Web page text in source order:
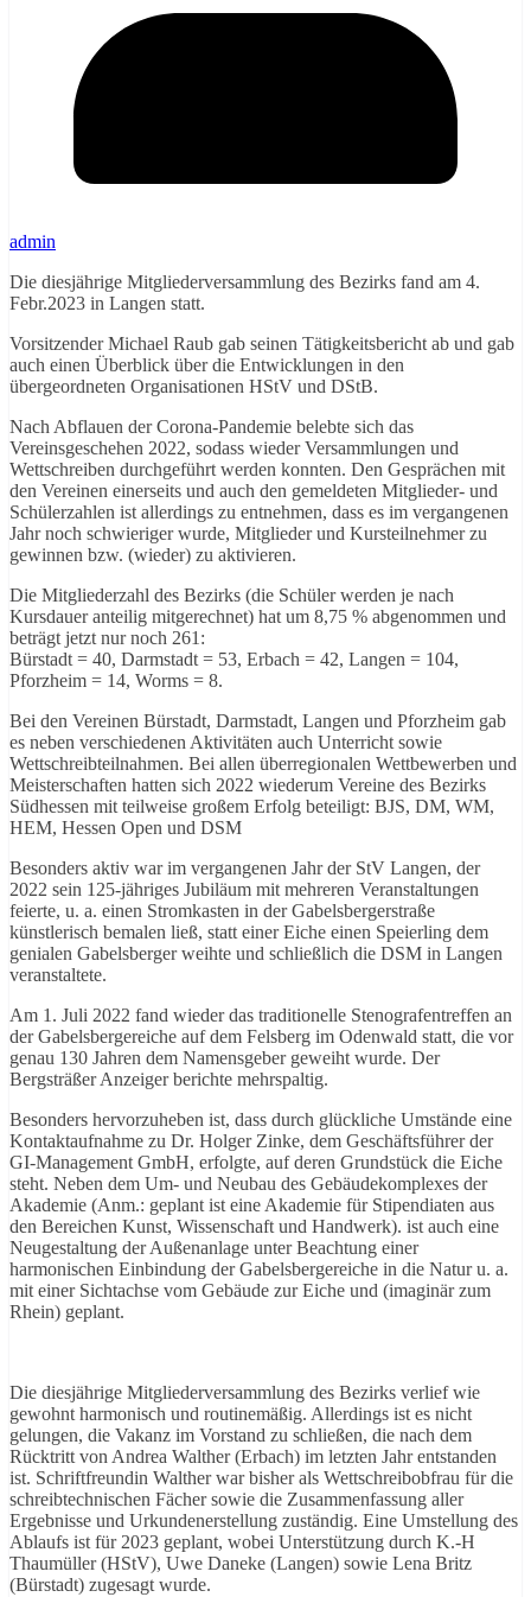
admin
Die diesjährige Mitgliederversammlung des Bezirks fand am 4.
Febr.2023 in Langen statt.
Vorsitzender Michael Raub gab seinen Tätigkeitsbericht ab und gab
auch einen Überblick über die Entwicklungen in den
übergeordneten Organisationen HStV und DStB.
Nach Abflauen der Corona-Pandemie belebte sich das
Vereinsgeschehen 2022, sodass wieder Versammlungen und
Wettschreiben durchgeführt werden konnten. Den Gesprächen mit
den Vereinen einerseits und auch den gemeldeten Mitglieder- und
Schülerzahlen ist allerdings zu entnehmen, dass es im vergangenen
Jahr noch schwieriger wurde, Mitglieder und Kursteilnehmer zu
gewinnen bzw. (wieder) zu aktivieren.
Die Mitgliederzahl des Bezirks (die Schüler werden je nach
Kursdauer anteilig mitgerechnet) hat um 8,75 % abgenommen und
beträgt jetzt nur noch 261:
Bürstadt = 40, Darmstadt = 53, Erbach = 42, Langen = 104,
Pforzheim = 14, Worms = 8.
Bei den Vereinen Bürstadt, Darmstadt, Langen und Pforzheim gab
es neben verschiedenen Aktivitäten auch Unterricht sowie
Wettschreibteilnahmen. Bei allen überregionalen Wettbewerben und
Meisterschaften hatten sich 2022 wiederum Vereine des Bezirks
Südhessen mit teilweise großem Erfolg beteiligt: BJS, DM, WM,
HEM, Hessen Open und DSM
Besonders aktiv war im vergangenen Jahr der StV Langen, der
2022 sein 125-jähriges Jubiläum mit mehreren Veranstaltungen
feierte, u. a. einen Stromkasten in der Gabelsbergerstraße
künstlerisch bemalen ließ, statt einer Eiche einen Speierling dem
genialen Gabelsberger weihte und schließlich die DSM in Langen
veranstaltete.
Am 1. Juli 2022 fand wieder das traditionelle Stenografentreffen an
der Gabelsbergereiche auf dem Felsberg im Odenwald statt, die vor
genau 130 Jahren dem Namensgeber geweiht wurde. Der
Bergsträßer Anzeiger berichte mehrspaltig.
Besonders hervorzuheben ist, dass durch glückliche Umstände eine
Kontaktaufnahme zu Dr. Holger Zinke, dem Geschäftsführer der
GI-Management GmbH, erfolgte, auf deren Grundstück die Eiche
steht. Neben dem Um- und Neubau des Gebäudekomplexes der
Akademie (Anm.: geplant ist eine Akademie für Stipendiaten aus
den Bereichen Kunst, Wissenschaft und Handwerk). ist auch eine
Neugestaltung der Außenanlage unter Beachtung einer
harmonischen Einbindung der Gabelsbergereiche in die Natur u. a.
mit einer Sichtachse vom Gebäude zur Eiche und (imaginär zum
Rhein) geplant.
Die diesjährige Mitgliederversammlung des Bezirks verlief wie
gewohnt harmonisch und routinemäßig. Allerdings ist es nicht
gelungen, die Vakanz im Vorstand zu schließen, die nach dem
Rücktritt von Andrea Walther (Erbach) im letzten Jahr entstanden
ist. Schriftfreundin Walther war bisher als Wettschreibobfrau für die
schreibtechnischen Fächer sowie die Zusammenfassung aller
Ergebnisse und Urkundenerstellung zuständig. Eine Umstellung des
Ablaufs ist für 2023 geplant, wobei Unterstützung durch K.-H
Thaumüller (HStV), Uwe Daneke (Langen) sowie Lena Britz
(Bürstadt) zugesagt wurde.